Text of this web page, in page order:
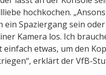
hochkochen.
ein Spaziergang sein
Kamera los. Ich
einfach etwas, um den
erklärt der VfB-